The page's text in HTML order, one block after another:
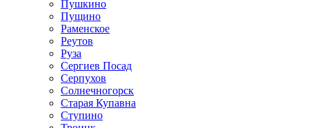
Пушкино
Пущино
Раменское
Реутов
Руза
Сергиев Посад
Серпухов
Солнечногорск
Старая Купавна
Ступино